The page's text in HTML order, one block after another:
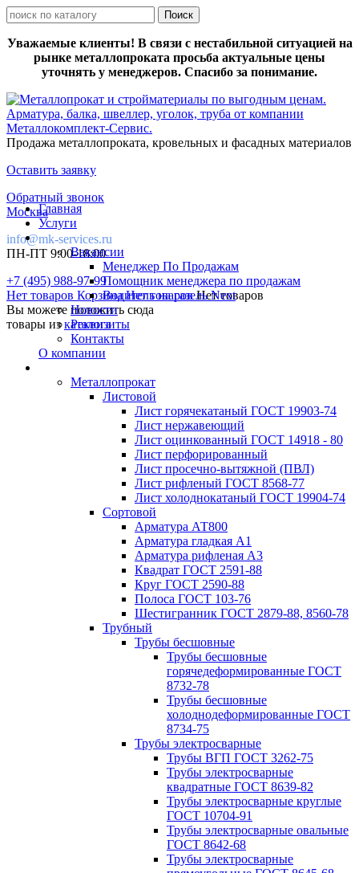
Уважаемые клиенты! В связи с нестабильной ситуацией на
рынке металлопроката просьба актуальные цены
уточнять у менеджеров. Спасибо за понимание.
Продажа металлопроката, кровельных и фасадных материалов
Оставить заявку
Обратный звонок
Москва
info@mk-services.ru
ПН-ПТ 9:00-18:00
+7 (495) 988-97-99
Нет товаров КорзинаНет товаровНет товаров
Вы можете положить сюда
товары изкаталога
Главная
Услуги
Вакансии
Менеджер По Продажам
Помощник менеджера по продажам
Водитель на газель Next
Новости
Реквизиты
Контакты
О компании
Металлопрокат
Листовой
Лист горячекатаный ГОСТ 19903-74
Лист нержавеющий
Лист оцинкованный ГОСТ 14918 - 80
Лист перфорированный
Лист просечно-вытяжной (ПВЛ)
Лист рифленый ГОСТ 8568-77
Лист холоднокатаный ГОСТ 19904-74
Сортовой
Арматура АТ800
Арматура гладкая А1
Арматура рифленая А3
Квадрат ГОСТ 2591-88
Круг ГОСТ 2590-88
Полоса ГОСТ 103-76
Шестигранник ГОСТ 2879-88, 8560-78
Трубный
Трубы бесшовные
Трубы бесшовные
горячедеформированные ГОСТ
8732-78
Трубы бесшовные
холоднодеформированные ГОСТ
8734-75
Трубы электросварные
Трубы ВГП ГОСТ 3262-75
Трубы электросварные
квадратные ГОСТ 8639-82
Трубы электросварные круглые
ГОСТ 10704-91
Трубы электросварные овальные
ГОСТ 8642-68
Трубы электросварные